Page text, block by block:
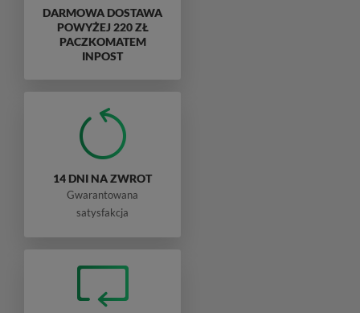
DARMOWA DOSTAWA
POWYŻEJ 220 ZŁ
PACZKOMATEM
INPOST
14 DNI NA ZWROT
Gwarantowana
satysfakcja